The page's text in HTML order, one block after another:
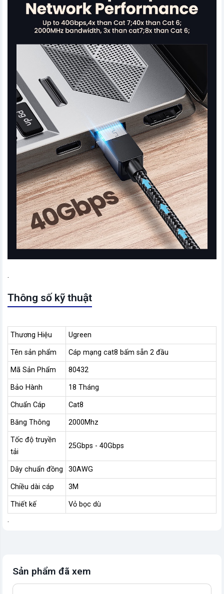
.
Thông số kỹ thuật
Thương Hiệu Ugreen
Tên sản phẩm Cáp mạng cat8 bấm sẵn 2 đầu
Mã Sản Phẩm 80432
Bảo Hành 18 Tháng
Chuẩn Cáp Cat8
Băng Thông 2000Mhz
Tốc độ truyền
tải
25Gbps - 40Gbps
Dây chuẩn đồng 30AWG
Chiều dài cáp 3M
Thiết kế Vỏ bọc dù
.
Sản phẩm đã xem